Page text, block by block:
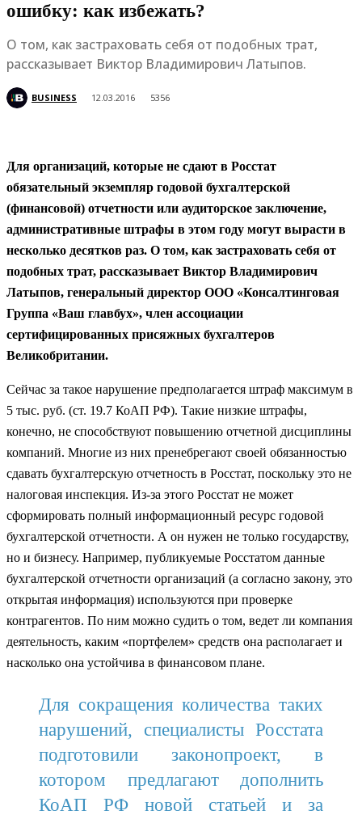
ошибку: как избежать?
О том, как застраховать себя от подобных трат,
рассказывает Виктор Владимирович Латыпов.
BUSINESS 12.03.2016 5356
Для организаций, которые не сдают в Росстат
обязательный экземпляр годовой бухгалтерской
(финансовой) отчетности или аудиторское заключение,
административные штрафы в этом году могут вырасти в
несколько десятков раз. О том, как застраховать себя от
подобных трат, рассказывает Виктор Владимирович
Латыпов, генеральный директор ООО «Консалтинговая
Группа «Ваш главбух», член ассоциации
сертифицированных присяжных бухгалтеров
Великобритании.
Сейчас за такое нарушение предполагается штраф максимум в
5 тыс. руб. (ст. 19.7 КоАП РФ). Такие низкие штрафы,
конечно, не способствуют повышению отчетной дисциплины
компаний. Многие из них пренебрегают своей обязанностью
сдавать бухгалтерскую отчетность в Росстат, поскольку это не
налоговая инспекция. Из-за этого Росстат не может
сформировать полный информационный ресурс годовой
бухгалтерской отчетности. А он нужен не только государству,
но и бизнесу. Например, публикуемые Росстатом данные
бухгалтерской отчетности организаций (а согласно закону, это
открытая информация) используются при проверке
контрагентов. По ним можно судить о том, ведет ли компания
деятельность, каким «портфелем» средств она располагает и
насколько она устойчива в финансовом плане.
Для сокращения количества таких
нарушений, специалисты Росстата
подготовили законопроект, в
котором предлагают дополнить
КоАП РФ новой статьей и за